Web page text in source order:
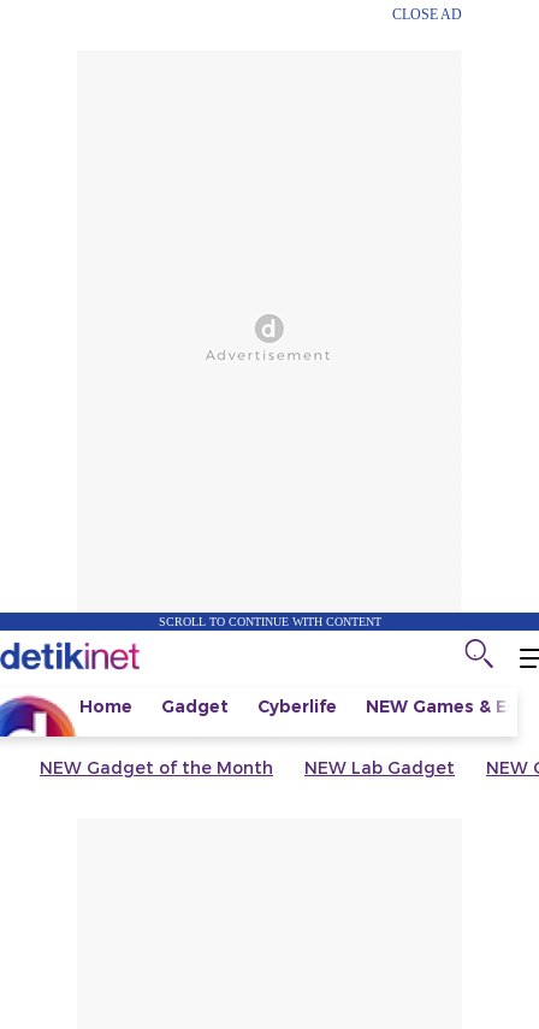
CLOSE AD
SCROLL TO CONTINUE WITH CONTENT
Home Gadget Cyberlife NEW Games &
NEW Gadget of the Month NEW Lab Gadget NEW